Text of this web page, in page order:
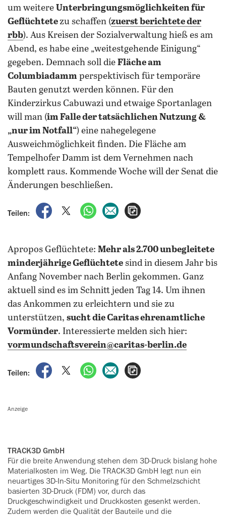
um weitere Unterbringungsmöglichkeiten für
Geflüchtetezu schaffen (zuerst berichtete der
rbb). Aus Kreisen der Sozialverwaltung hieß es am
Abend, es habe eine „weitestgehende Einigung“
gegeben. Demnach soll die Fläche am
Columbiadamm perspektivisch für temporäre
Bauten genutzt werden können. Für den
Kinderzirkus Cabuwazi und etwaige Sportanlagen
will man (im Falle der tatsächlichen Nutzung &
„nur im Notfall“) eine nahegelegene
Ausweichmöglichkeit finden. Die Fläche am
Tempelhofer Damm ist dem Vernehmen nach
komplett raus. Kommende Woche will der Senat die
Änderungen beschließen.
Teilen:
auf Facebook teilen
auf X teilenper WhatsApp teilen
per E-Mail teilen
Apropos Geflüchtete: Mehr als 2.700 unbegleitete
minderjährige Geflüchtete sind in diesem Jahr bis
Anfang November nach Berlin gekommen. Ganz
aktuell sind es im Schnitt jeden Tag 14. Um ihnen
das Ankommen zu erleichtern und sie zu
unterstützen, sucht die Caritas ehrenamtliche
Vormünder. Interessierte melden sich hier:
vormundschaftsverein@caritas-berlin.de
Teilen:
auf Facebook teilen
auf X teilenper WhatsApp teilen
per E-Mail teilen
Anzeige
TRACK3D GmbH
Für die breite Anwendung stehen dem 3D-Druck bislang hohe
Materialkosten im Weg. Die TRACK3D GmbH legt nun ein
neuartiges 3D-In-Situ Monitoring für den Schmelzschicht
basierten 3D-Druck (FDM) vor, durch das
Druckgeschwindigkeit und Druckkosten gesenkt werden.
Zudem werden die Qualität der Bauteile und die